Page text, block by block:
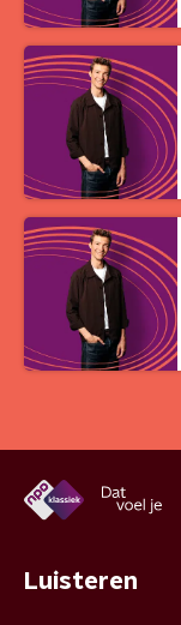
Luisteren